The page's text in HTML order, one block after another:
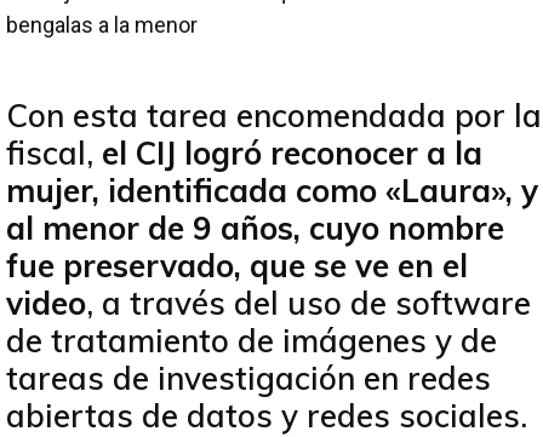
bengalas a la menor
Con esta tarea encomendada por la
fiscal, el CIJ logró reconocer a la
mujer, identificada como «Laura», y
al menor de 9 años, cuyo nombre
fue preservado, que se ve en el
video, a través del uso de software
de tratamiento de imágenes y de
tareas de investigación en redes
abiertas de datos y redes sociales.